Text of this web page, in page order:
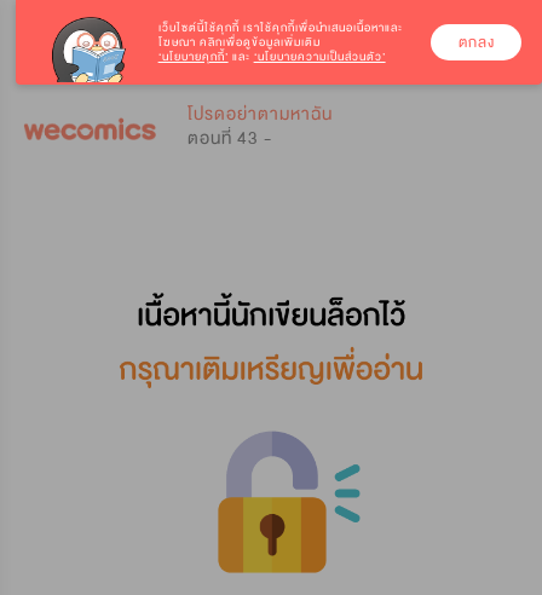
โปรดอย่าตามหาฉัน
ตอนที่ 43 -
เว็บไซต์นี้ใช้คุกกี้ เราใช้คุกกี้เพื่อนำเสนอเนื้อหาและ
โฆษณา คลิกเพื่อดูข้อมูลเพิ่มเติม
‘นโยบายคุกกี้’ และ ‘นโยบายความเป็นส่วนตัว’
ตกลง